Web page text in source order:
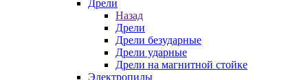
Дрели
Назад
Дрели
Дрели безударные
Дрели ударные
Дрели на магнитной стойке
Электропилы